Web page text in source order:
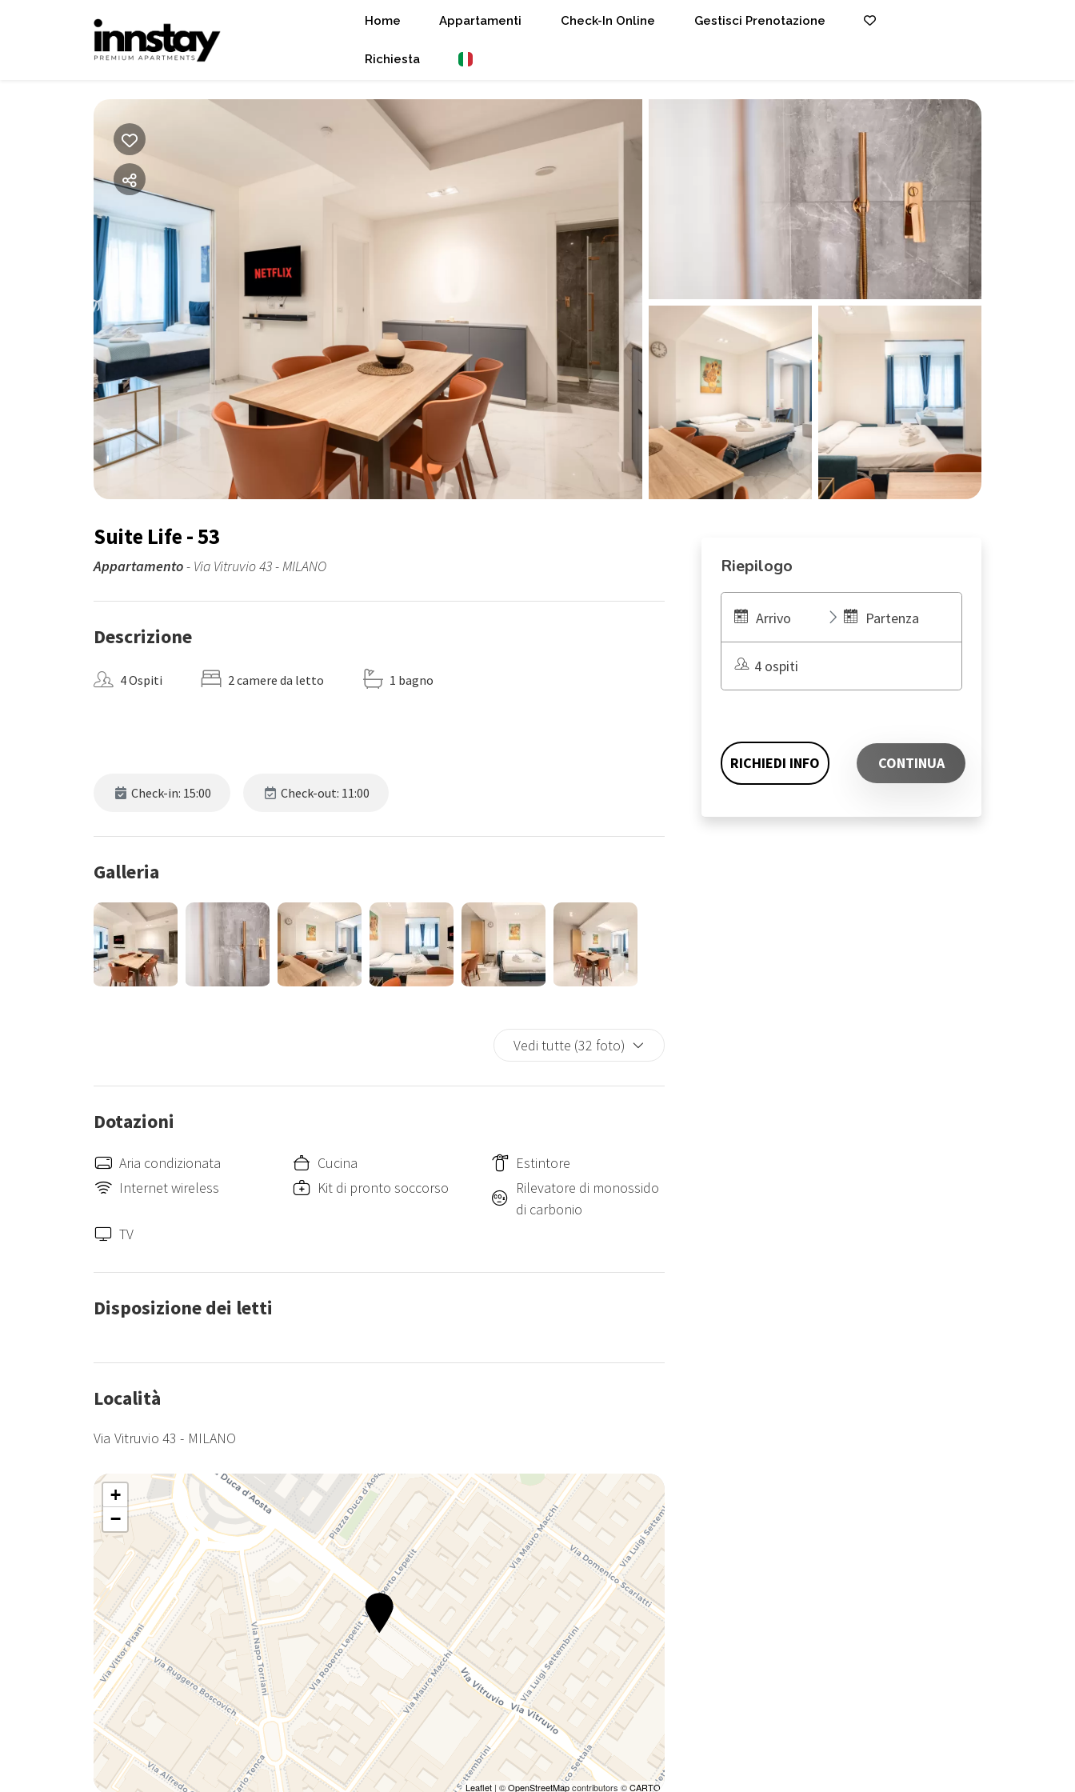
Home Appartamenti Check-In Online Gestisci Prenotazione
Richiesta
Suite Life - 53
Appartamento- Via Vitruvio 43 - MILANO
Descrizione
4 Ospiti 2 camere da letto 1 bagno
Check-in: 15:00 Check-out: 11:00
Galleria
Vedi tutte (32 foto)
Dotazioni
Aria condizionata Cucina
Estintore
Internet wireless
Kit di pronto soccorso
Rilevatore di monossido
di carbonio
TV
Disposizione dei letti
Località
Via Vitruvio 43 - MILANO
+
−
Leaflet | ©OpenStreetMapcontributors ©CARTO
Riepilogo
Arrivo Partenza
4 ospiti
RICHIEDI INFO CONTINUA